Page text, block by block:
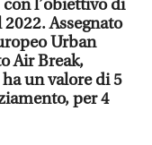
l’obiettivo di
Assegnato
Urban
Air Break,
un valore di 5
per 4